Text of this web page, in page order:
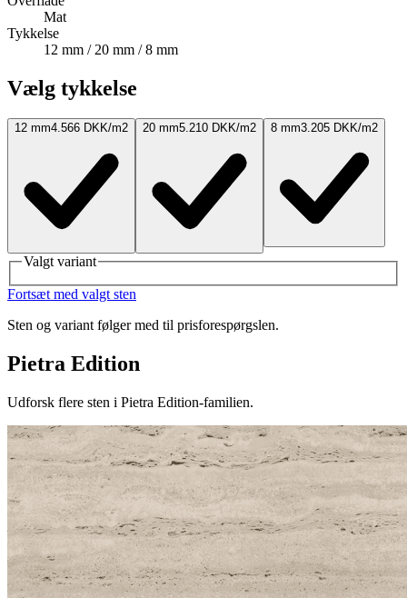
Mat
Tykkelse
12 mm / 20 mm / 8 mm
Vælg tykkelse
12 mm4.566 DKK/m2 20 mm5.210 DKK/m2 8 mm3.205 DKK/m2
Valgt variant
Fortsæt med valgt sten
Sten og variant følger med til prisforespørgslen.
Pietra Edition
Udforsk flere sten i Pietra Edition-familien.